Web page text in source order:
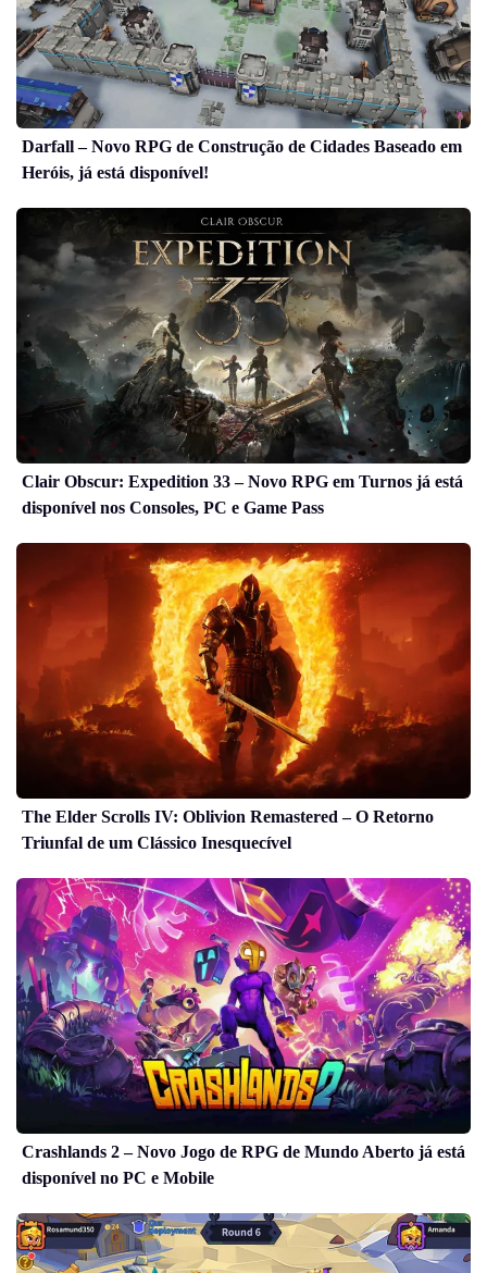
Darfall – Novo RPG de Construção de Cidades Baseado em
Heróis, já está disponível!
Clair Obscur: Expedition 33 – Novo RPG em Turnos já está
disponível nos Consoles, PC e Game Pass
The Elder Scrolls IV: Oblivion Remastered – O Retorno
Triunfal de um Clássico Inesquecível
Crashlands 2 – Novo Jogo de RPG de Mundo Aberto já está
disponível no PC e Mobile